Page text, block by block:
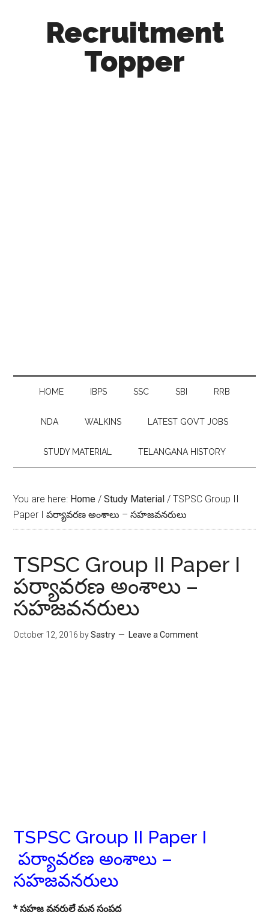
Recruitment
Topper
HOME IBPS SSC SBI RRB
NDA WALKINS LATEST GOVT JOBS
STUDY MATERIAL TELANGANA HISTORY
You are here: Home / Study Material / TSPSC Group II
Paper I పర్యావరణ అంశాలు – స‌హ‌జ‌వ‌న‌రులు
TSPSC Group II Paper I
పర్యావరణ అంశాలు –
స‌హ‌జ‌వ‌న‌రులు
October 12, 2016 bySastry Leave a Comment
TSPSC Group II Paper I
పర్యావరణ అంశాలు –
స‌హ‌జ‌వ‌న‌రులు
* సహజ వనరులే మన సంపద